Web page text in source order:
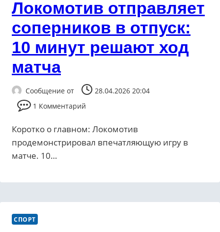
Локомотив отправляет
соперников в отпуск:
10 минут решают ход
матча
Сообщение от
28.04.2026 20:04
1 Комментарий
Коротко о главном: Локомотив
продемонстрировал впечатляющую игру в
матче. 10…
СПОРТ